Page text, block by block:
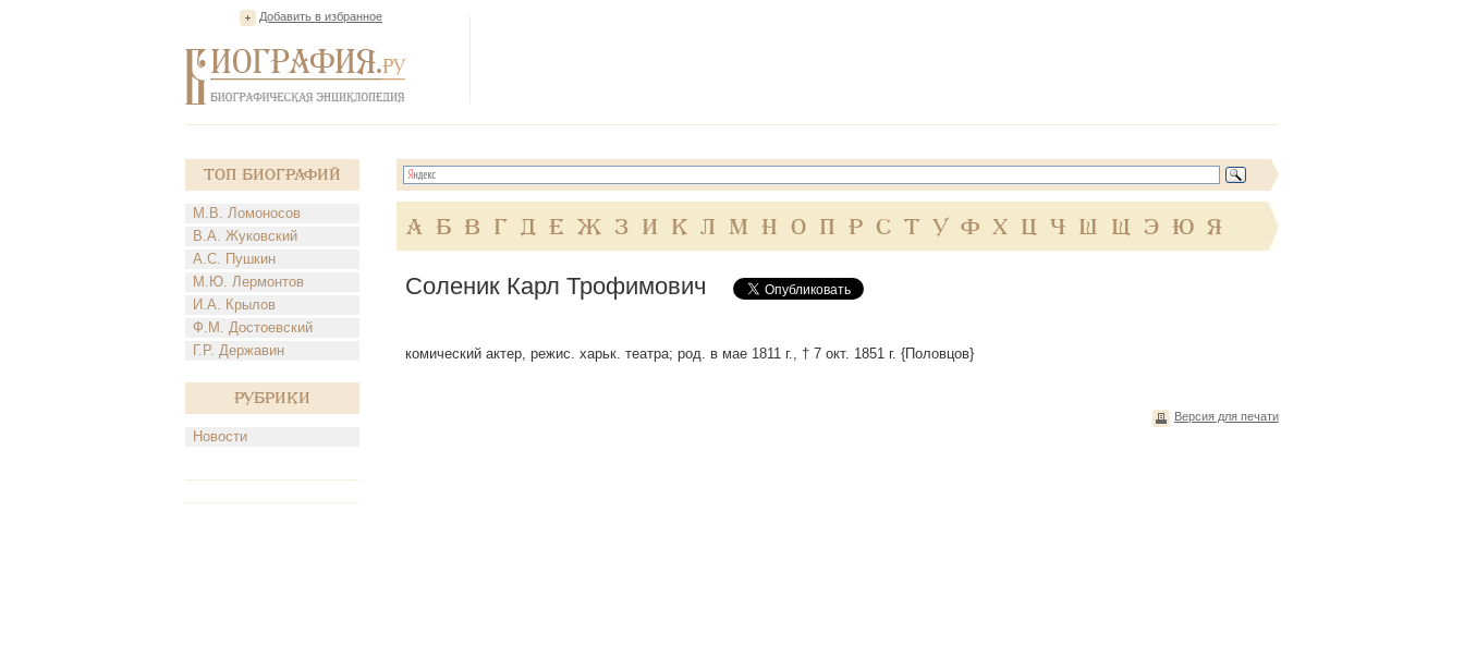
Добавить в избранное
Топ Биографий
М.В. Ломоносов
В.А. Жуковский
А.С. Пушкин
М.Ю. Лермонтов
И.А. Крылов
Ф.М. Достоевский
Г.Р. Державин
Рубрики
Новости
А Б В Г Д Е Ж З И К Л М Н О П Р С Т У Ф Х Ц Ч Ш Щ Э Ю Я
Соленик Карл Трофимович
комический актер, режис. харьк. театра; род. в мае 1811 г., † 7 окт. 1851 г. {Половцов}
Версия для печати